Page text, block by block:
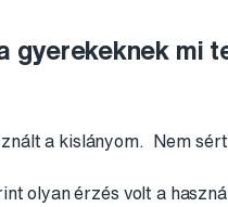
gyerekeknek mi
a kislányom. Nem
olyan érzés volt a